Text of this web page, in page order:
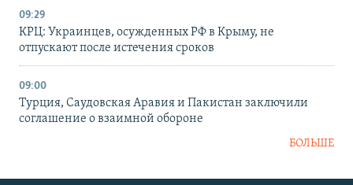
09:29
КРЦ: Украинцев, осужденных РФ в Крыму, не
отпускают после истечения сроков
09:00
Турция, Саудовская Аравия и Пакистан заключили
соглашение о взаимной обороне
БОЛЬШЕ